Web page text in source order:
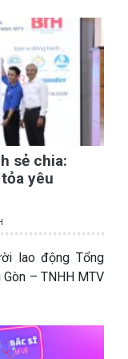
sẻ chia:
yêu
lao động Tổng
– TNHH MTV